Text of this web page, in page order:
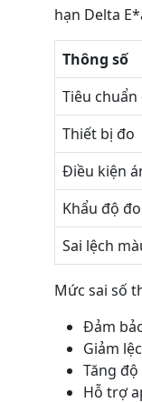
hạn Delta
Thông số
Tiêu
Thiết bị đo
Điều kiện
Khẩu độ đo
Sai lệch
Mức sai số
Đảm
Giảm
Tăng
Hỗ trợ